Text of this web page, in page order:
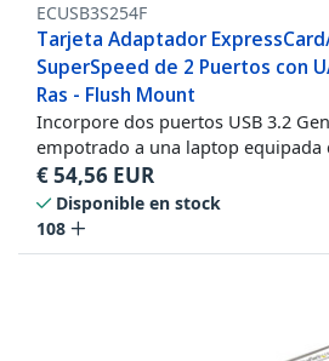
ECUSB3S254F
Tarjeta Adaptador
SuperSpeed de 2 Puertos con
Ras - Flush Mount
Incorpore dos puertos USB 3.2
empotrado a una laptop equipada
€54,56 EUR
Disponible en stock
108